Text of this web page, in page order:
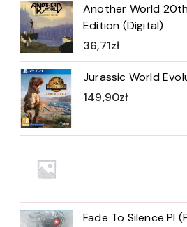
Another World
Edition (Digital)
36,71zł
Jurassic World
149,90zł
Fade To Silence Pl